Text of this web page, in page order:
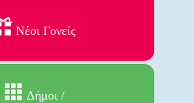
Νέοι Γονείς
Δήμοι /